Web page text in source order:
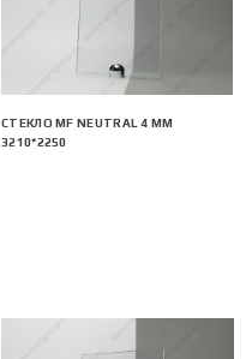
СТЕКЛО MF NEUTRAL 4 ММ
3210*2250